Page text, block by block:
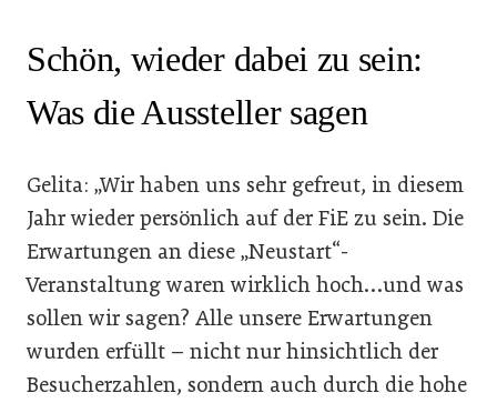
Schön, wieder dabei zu sein:
Was die Aussteller sagen
Gelita: „Wir haben uns sehr gefreut, in diesem
Jahr wieder persönlich auf der FiE zu sein. Die
Erwartungen an diese „Neustart“-
Veranstaltung waren wirklich hoch…und was
sollen wir sagen? Alle unsere Erwartungen
wurden erfüllt – nicht nur hinsichtlich der
Besucherzahlen, sondern auch durch die hohe